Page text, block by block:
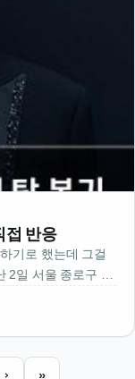
접 반응
기로 했는데 그걸
2일 서울 종로구 카
진행했음인터뷰
고 연기력에 대한
› »